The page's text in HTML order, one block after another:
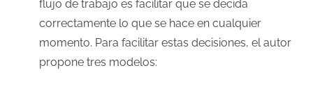
flujo de trabajo es facilitar que se decida
correctamente lo que se hace en cualquier
momento. Para facilitar estas decisiones, el autor
propone tres modelos: